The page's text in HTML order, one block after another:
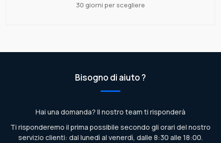
30 giorni per scegliere
Bisogno di aiuto ?
Hai una domanda? Il nostro team ti risponderà
Ti risponderemo il prima possibile secondo gli orari del nostro
servizio clienti: dal lunedì al venerdì, dalle 8:30 alle 18:00.